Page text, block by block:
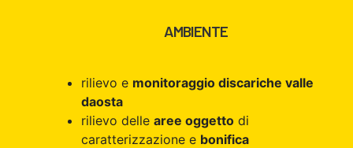
AMBIENTE
rilievo e monitoraggio discariche valle
daosta
rilievo delle aree oggetto di
caratterizzazione e bonifica